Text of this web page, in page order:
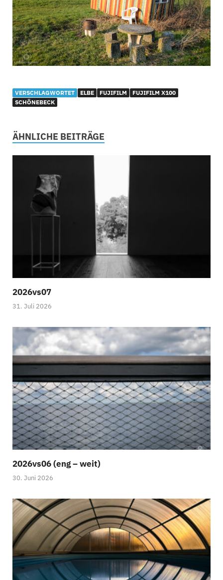
VERSCHLAGWORTET ELBE FUJIFILM
FUJIFILM X100
SCHÖNEBECK
ÄHNLICHE BEITRÄGE
2026vs07
31. Juli 2026
2026vs06 (eng – weit)
30. Juni 2026